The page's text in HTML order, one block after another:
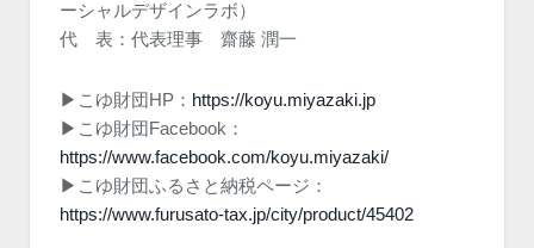
ーシャルデザインラボ）
代 表：代表理事 齋藤 潤一
▶︎こゆ財団HP： https://koyu.miyazaki.jp
▶︎こゆ財団Facebook：
https://www.facebook.com/koyu.miyazaki/
▶︎こゆ財団ふるさと納税ページ：
https://www.furusato-tax.jp/city/product/45402